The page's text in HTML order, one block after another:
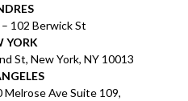
102 Berwick St
YORK
St, New York, NY 10013
Ave Suite 109,